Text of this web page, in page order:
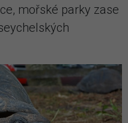
mořské parky zase